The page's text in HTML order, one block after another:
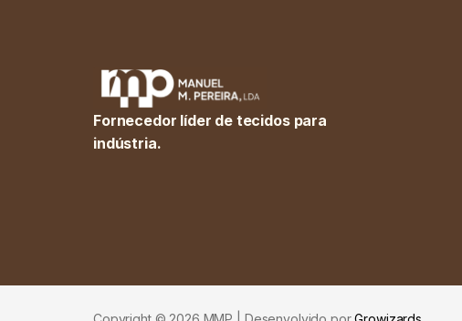
Fornecedor líder de tecidos para
indústria.